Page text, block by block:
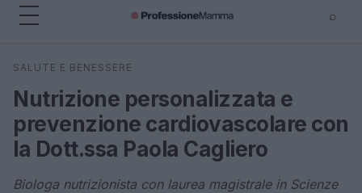
⌕
Cerca
SALUTE E BENESSERE
Nutrizione personalizzata e
prevenzione cardiovascolare con
la Dott.ssa Paola Cagliero
Biologa nutrizionista con laurea magistrale in Scienze